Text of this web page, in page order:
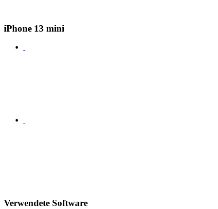
iPhone 13 mini
Verwendete Software